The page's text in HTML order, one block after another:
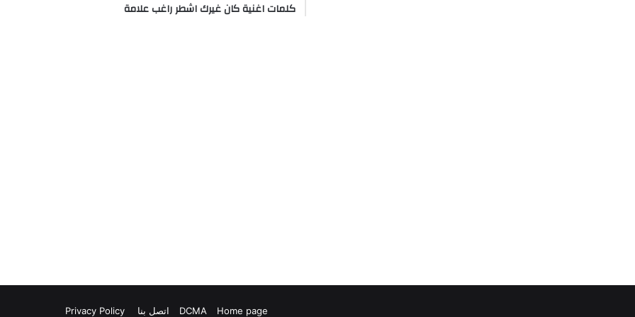
كلمات اغنية كان غيرك اشطر راغب علامة
Home page
DCMA اتصل بنا Privacy Policy